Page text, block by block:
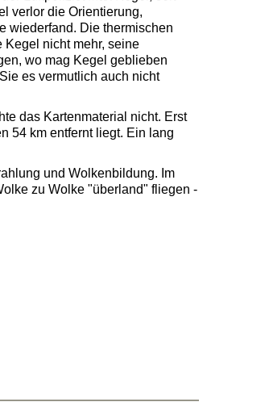
verlor die Orientierung,
wiederfand. Die thermischen
Kegel nicht mehr, seine
wo mag Kegel geblieben
es vermutlich auch nicht
das Kartenmaterial nicht. Erst
54 km entfernt liegt. Ein lang
und Wolkenbildung. Im
zu Wolke "überland" fliegen -